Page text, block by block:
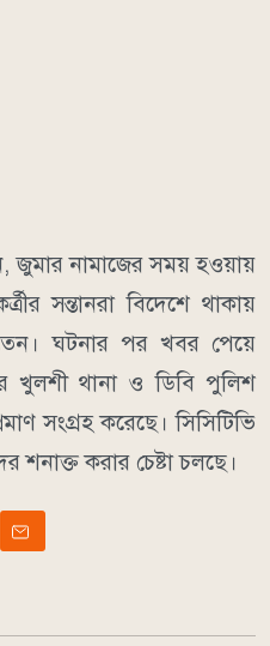
নামাজের সময় হওয়ায়
সন্তানরা বিদেশে থাকায়
ঘটনার পর খবর পেয়ে
খুলশী থানা ও ডিবি পুলিশ
সংগ্রহ করেছে। সিসিটিভি
করার চেষ্টা চলছে।